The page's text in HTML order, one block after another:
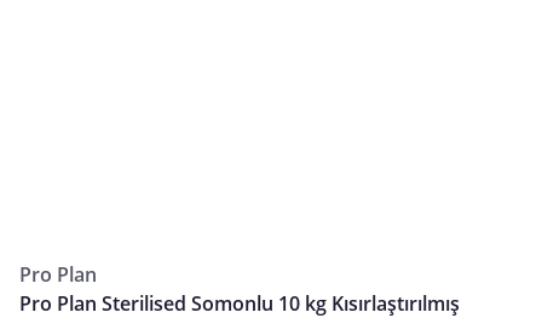
Pro Plan
Pro Plan Sterilised Somonlu 10 kg Kısırlaştırılmış